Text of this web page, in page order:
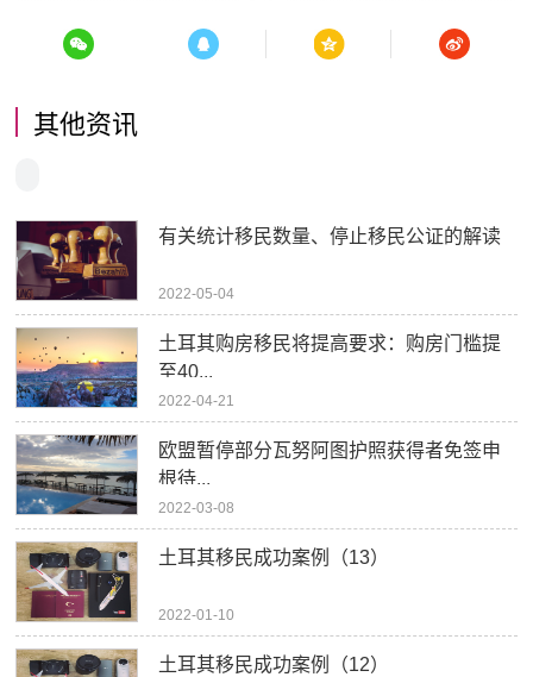
其他资讯
有关统计移民数量、停止移民公证的解读
2022-05-04
土耳其购房移民将提高要求：购房门槛提
至40...
2022-04-21
欧盟暂停部分瓦努阿图护照获得者免签申
根待...
2022-03-08
土耳其移民成功案例（13）
2022-01-10
土耳其移民成功案例（12）